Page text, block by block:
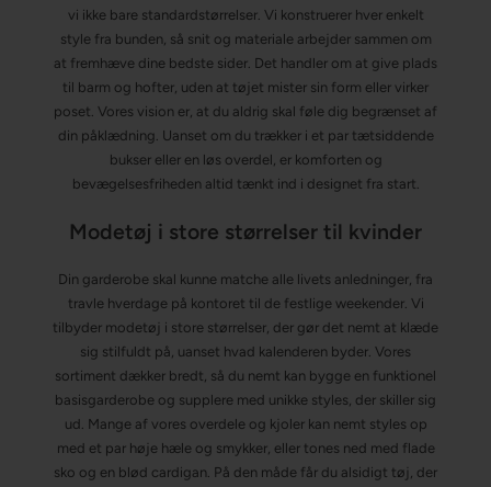
vi ikke bare standardstørrelser. Vi konstruerer hver enkelt
style fra bunden, så snit og materiale arbejder sammen om
at fremhæve dine bedste sider. Det handler om at give plads
til barm og hofter, uden at tøjet mister sin form eller virker
poset. Vores vision er, at du aldrig skal føle dig begrænset af
din påklædning. Uanset om du trækker i et par tætsiddende
bukser eller en løs overdel, er komforten og
bevægelsesfriheden altid tænkt ind i designet fra start.
Modetøj i store størrelser til kvinder
Din garderobe skal kunne matche alle livets anledninger, fra
travle hverdage på kontoret til de festlige weekender. Vi
tilbyder modetøj i store størrelser, der gør det nemt at klæde
sig stilfuldt på, uanset hvad kalenderen byder. Vores
sortiment dækker bredt, så du nemt kan bygge en funktionel
basisgarderobe og supplere med unikke styles, der skiller sig
ud. Mange af vores overdele og kjoler kan nemt styles op
med et par høje hæle og smykker, eller tones ned med flade
sko og en blød cardigan. På den måde får du alsidigt tøj, der